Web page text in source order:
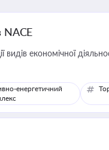
NACE
економічної
енергетичний